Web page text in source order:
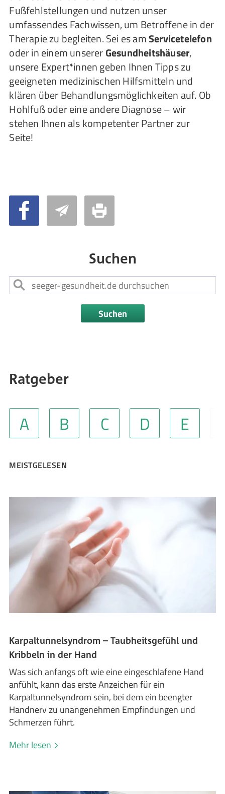
Fußfehlstellungen und nutzen unser
umfassendes Fachwissen, um Betroffene in der
Therapie zu begleiten. Sei es amServicetelefon
oder in einem unsererGesundheitshäuser,
unsere Expert*innen geben Ihnen Tipps zu
geeigneten medizinischen Hilfsmitteln und
klären über Behandlungsmöglichkeiten auf. Ob
Hohlfuß oder eine andere Diagnose – wir
stehen Ihnen als kompetenter Partner zur
Seite!
Suchen
Suchen
Ratgeber
A B C D E
MEISTGELESEN
Karpaltunnelsyndrom – Taubheitsgefühl und
Kribbeln in der Hand
Was sich anfangs oft wie eine eingeschlafene Hand
anfühlt, kann das erste Anzeichen für ein
Karpaltunnelsyndrom sein, bei dem ein beengter
Handnerv zu unangenehmen Empfindungen und
Schmerzen führt.
Mehr lesen